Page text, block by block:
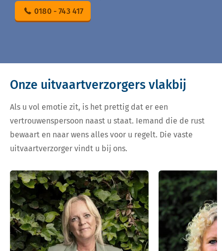
0180 - 743 417
Onze uitvaartverzorgers vlakbij
Als u vol emotie zit, is het prettig dat er een
vertrouwenspersoon naast u staat. Iemand die de rust
bewaart en naar wens alles voor u regelt. Die vaste
uitvaartverzorger vindt u bij ons.